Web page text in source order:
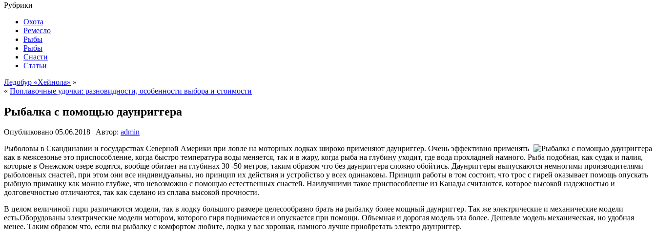
Рубрики
Охота
Ремесло
Рыбы
Рыбы
Снасти
Статьи
Ледобур «Хейнола» »
« Поплавочные удочки: разновидности, особенности выбора и стоимости
Рыбалка с помощью даунриггера
Опубликовано 05.06.2018 Автор: admin
Рыболовы в Скандинавии и государствах Северной Америки при ловле на моторных лодках широко применяют даунриггер. Очень эффективно применять
как в межсезонье это приспособление, когда быстро температура воды меняется, так и в жару, когда рыба на глубину уходит, где вода прохладней намного. Рыба подобная, как судак и палия,
которые в Онежском озере водятся, вообще обитает на глубинах 30 -50 метров, таким образом что без даунриггера сложно обойтись. Даунриггеры выпускаются немногими производителями
рыболовных снастей, при этом они все индивидуальны, но принцип их действия и устройство у всех одинаковы. Принцип работы в том состоит, что трос с гирей оказывает помощь опускать
рыбную приманку как можно глубже, что невозможно с помощью естественных снастей. Наилучшими такое приспособление из Канады считаются, которое высокой надежностью и
долговечностью отличаются, так как сделано из сплава высокой прочности.
В целом величиной гири различаются модели, так в лодку большого размере целесообразно брать на рыбалку более мощный даунриггер. Так же электрические и механические модели
есть.Оборудованы электрические модели мотором, которого гиря поднимается и опускается при помощи. Объемная и дорогая модель эта более. Дешевле модель механическая, но удобная
менее. Таким образом что, если вы рыбалку с комфортом любите, лодка у вас хорошая, намного лучше приобретать электро даунриггер.